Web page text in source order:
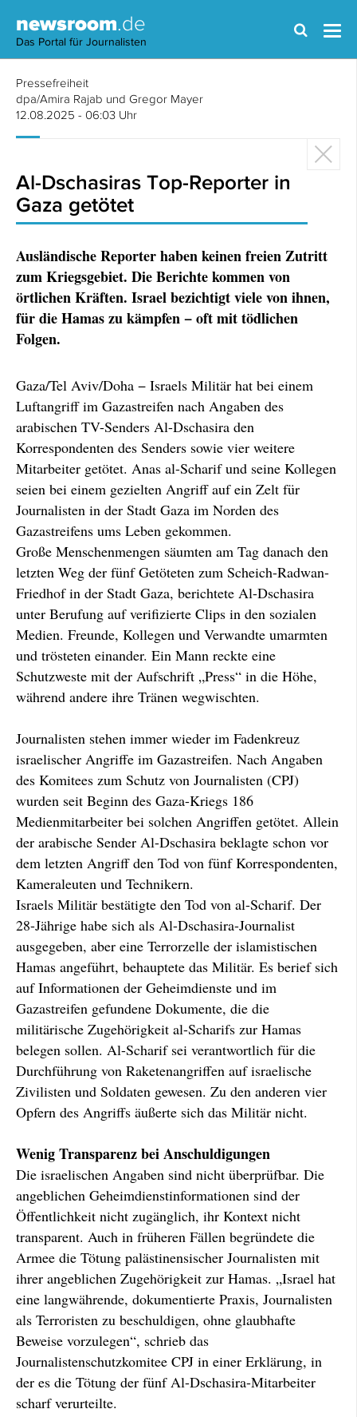
newsroom.de
Das Portal für Journalisten
Pressefreiheit
dpa/Amira Rajab und Gregor Mayer
12.08.2025 - 06:03 Uhr
Al-Dschasiras Top-Reporter in
Gaza getötet
Ausländische Reporter haben keinen freien Zutritt
zum Kriegsgebiet. Die Berichte kommen von
örtlichen Kräften. Israel bezichtigt viele von ihnen,
für die Hamas zu kämpfen − oft mit tödlichen
Folgen.
Gaza/Tel Aviv/Doha − Israels Militär hat bei einem
Luftangriff im Gazastreifen nach Angaben des
arabischen TV-Senders Al-Dschasira den
Korrespondenten des Senders sowie vier weitere
Mitarbeiter getötet. Anas al-Scharif und seine Kollegen
seien bei einem gezielten Angriff auf ein Zelt für
Journalisten in der Stadt Gaza im Norden des
Gazastreifens ums Leben gekommen.
Große Menschenmengen säumten am Tag danach den
letzten Weg der fünf Getöteten zum Scheich-Radwan-
Friedhof in der Stadt Gaza, berichtete Al-Dschasira
unter Berufung auf verifizierte Clips in den sozialen
Medien. Freunde, Kollegen und Verwandte umarmten
und trösteten einander. Ein Mann reckte eine
Schutzweste mit der Aufschrift „Press“ in die Höhe,
während andere ihre Tränen wegwischten.
Journalisten stehen immer wieder im Fadenkreuz
israelischer Angriffe im Gazastreifen. Nach Angaben
des Komitees zum Schutz von Journalisten (CPJ)
wurden seit Beginn des Gaza-Kriegs 186
Medienmitarbeiter bei solchen Angriffen getötet. Allein
der arabische Sender Al-Dschasira beklagte schon vor
dem letzten Angriff den Tod von fünf Korrespondenten,
Kameraleuten und Technikern.
Israels Militär bestätigte den Tod von al-Scharif. Der
28-Jährige habe sich als Al-Dschasira-Journalist
ausgegeben, aber eine Terrorzelle der islamistischen
Hamas angeführt, behauptete das Militär. Es berief sich
auf Informationen der Geheimdienste und im
Gazastreifen gefundene Dokumente, die die
militärische Zugehörigkeit al-Scharifs zur Hamas
belegen sollen. Al-Scharif sei verantwortlich für die
Durchführung von Raketenangriffen auf israelische
Zivilisten und Soldaten gewesen. Zu den anderen vier
Opfern des Angriffs äußerte sich das Militär nicht.
Wenig Transparenz bei Anschuldigungen
Die israelischen Angaben sind nicht überprüfbar. Die
angeblichen Geheimdienstinformationen sind der
Öffentlichkeit nicht zugänglich, ihr Kontext nicht
transparent. Auch in früheren Fällen begründete die
Armee die Tötung palästinensischer Journalisten mit
ihrer angeblichen Zugehörigkeit zur Hamas. „Israel hat
eine langwährende, dokumentierte Praxis, Journalisten
als Terroristen zu beschuldigen, ohne glaubhafte
Beweise vorzulegen“, schrieb das
Journalistenschutzkomitee CPJ in einer Erklärung, in
der es die Tötung der fünf Al-Dschasira-Mitarbeiter
scharf verurteilte.